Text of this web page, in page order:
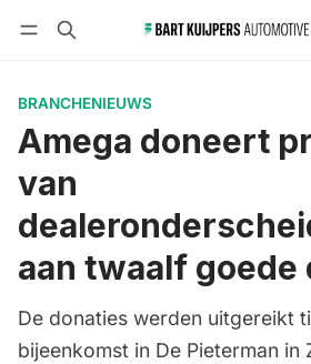
BRANCHENIEUWS
Amega doneert
van
aan twaalf goede
De donaties werden uitgereikt
bijeenkomst in De Pieterman in